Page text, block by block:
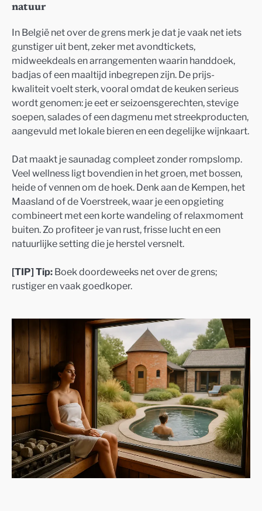
natuur
In België net over de grens merk je dat je vaak net iets
gunstiger uit bent, zeker met avondtickets,
midweekdeals en arrangementen waarin handdoek,
badjas of een maaltijd inbegrepen zijn. De prijs-
kwaliteit voelt sterk, vooral omdat de keuken serieus
wordt genomen: je eet er seizoensgerechten, stevige
soepen, salades of een dagmenu met streekproducten,
aangevuld met lokale bieren en een degelijke wijnkaart.
Dat maakt je saunadag compleet zonder rompslomp.
Veel wellness ligt bovendien in het groen, met bossen,
heide of vennen om de hoek. Denk aan de Kempen, het
Maasland of de Voerstreek, waar je een opgieting
combineert met een korte wandeling of relaxmoment
buiten. Zo profiteer je van rust, frisse lucht en een
natuurlijke setting die je herstel versnelt.
[TIP] Tip: Boek doordeweeks net over de grens;
rustiger en vaak goedkoper.